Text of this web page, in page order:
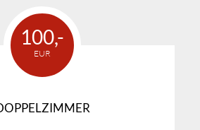
100,-
EUR